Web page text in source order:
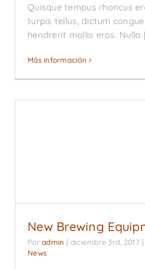
Quisque tempus rhoncus
turpis tellus, dictum
hendrerit mollis eros. Nulla
Más información
New Brewing
Poradmin diciembre 3rd, 2017
News